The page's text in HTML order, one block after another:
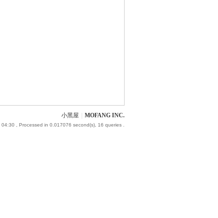
小黑屋 MOFANG INC.
04:30 , Processed in 0.017076 second(s), 16 queries .